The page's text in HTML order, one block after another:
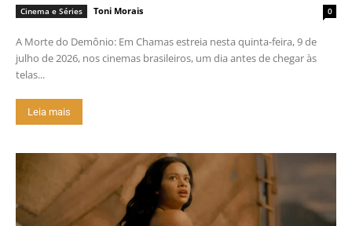
Cinema e Séries Toni Morais 0
A Morte do Demônio: Em Chamas estreia nesta quinta-feira, 9 de
julho de 2026, nos cinemas brasileiros, um dia antes de chegar às
telas...
Leia mais